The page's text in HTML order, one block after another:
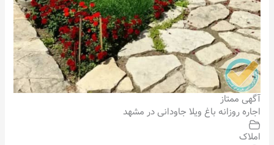
آگهی ممتاز
اجاره روزانه باغ ویلا جاودانی در مشهد
املاک